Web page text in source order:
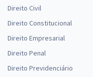
Direito Civil
Direito Constitucional
Direito Empresarial
Direito Penal
Direito Previdenciário